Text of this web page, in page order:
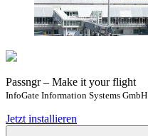
Passngr – Make it your flight
InfoGate Information Systems GmbH
Jetzt installieren